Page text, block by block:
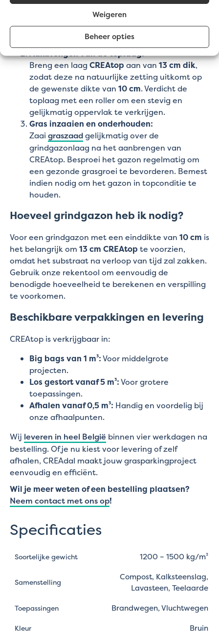
Weigeren
Beheer opties
aangebracht in een dikte van 20-35 cm,
afhankelijk van de belasting. Verdicht deze
laag licht met een roller (niet trillen) om een
stabiele basis te garanderen.
Aanbrengen van de toplaag:
Breng een laag CREAtop aan van 13 cm dik,
zodat deze na natuurlijke zetting uitkomt op
de gewenste dikte van 10 cm. Verdicht de
toplaag met een roller om een stevig en
gelijkmatig oppervlak te verkrijgen.
Gras inzaaien en onderhouden:
Zaai graszaadgelijkmatig over de
grindgazonlaag na het aanbrengen van
CREAtop. Besproei het gazon regelmatig om
een gezonde grasgroei te bevorderen. Bemest
indien nodig om het gazon in topconditie te
houden.
Hoeveel grindgazon heb ik nodig?
Voor een grindgazon met een einddikte van 10 cm is
het belangrijk om 13 cm CREAtop te voorzien,
omdat het substraat na verloop van tijd zal zakken.
Gebruik onze rekentool om eenvoudig de
benodigde hoeveelheid te berekenen en verspilling
te voorkomen.
Beschikbare verpakkingen en levering
CREAtop is verkrijgbaar in:
Big bags van 1 m³:Voor middelgrote
projecten.
Los gestort vanaf 5 m³:Voor grotere
toepassingen.
Afhalen vanaf 0,5 m³: Handig en voordelig bij
onze afhaalpunten.
Wij leveren in heel België binnen vier werkdagen na
bestelling. Of je nu kiest voor levering of zelf
afhalen, CREAdal maakt jouw grasparkingproject
eenvoudig en efficiënt.
Wil je meer weten of een bestelling plaatsen?
Neem contact met ons op!
Specificaties
Soortelijke gewicht 1200 – 1500 kg/m³
Samenstelling
Compost, Kalksteenslag,
Lavasteen, Teelaarde
Toepassingen Brandwegen, Vluchtwegen
Kleur Bruin